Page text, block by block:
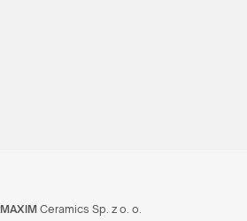
MAXIMCeramics Sp. z o. o.